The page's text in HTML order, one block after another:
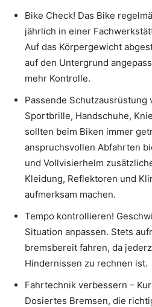
Bike Check! Das Bike
jährlich in einer
Auf das Körpergewicht
auf den Untergrund
mehr Kontrolle.
Passende Schutzausrüstung
Sportbrille, Handschuhe,
sollten beim Biken immer
anspruchsvollen Abfahrten
und Vollvisierhelm
Kleidung, Reflektoren und
aufmerksam machen.
Tempo kontrollieren!
Situation anpassen. Stets
bremsbereit fahren, da
Hindernissen zu rechnen ist.
Fahrtechnik verbessern –
Dosiertes Bremsen, die